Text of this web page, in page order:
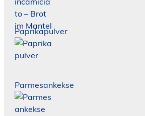
Paprikapulver
Parmesankekse